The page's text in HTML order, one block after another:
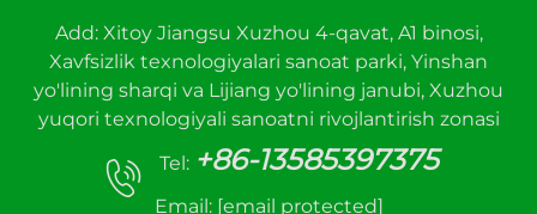
Add: Xitoy Jiangsu Xuzhou 4-qavat, A1 binosi,
Xavfsizlik texnologiyalari sanoat parki, Yinshan
yo'lining sharqi va Lijiang yo'lining janubi, Xuzhou
yuqori texnologiyali sanoatni rivojlantirish zonasi
Tel: +86-13585397375
Email: [email protected]